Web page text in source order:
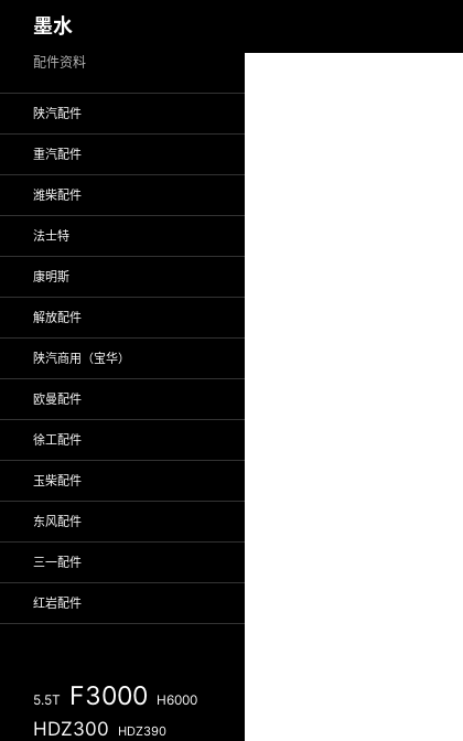
至
墨水
配件资料
陕汽配件
重汽配件
潍柴配件
法士特
康明斯
解放配件
陕汽商用（宝华）
欧曼配件
徐工配件
玉柴配件
东风配件
三一配件
红岩配件
5.5T F3000 H6000
HDZ300 HDZ390